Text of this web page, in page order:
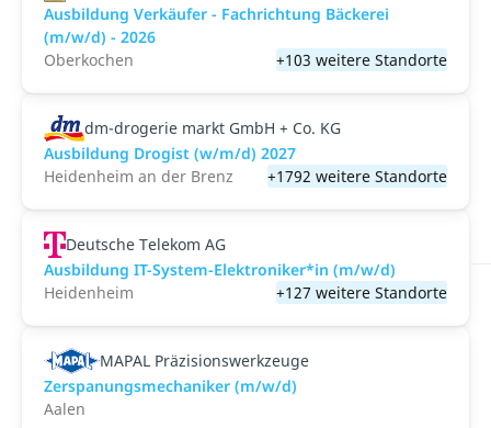
Ausbildung Verkäufer - Fachrichtung Bäckerei
(m/w/d) - 2026
Oberkochen
+103 weitere Standorte
dm-drogerie markt GmbH + Co. KG
Ausbildung Drogist (w/m/d) 2027
Heidenheim an der Brenz
+1792 weitere Standorte
Deutsche Telekom AG
Ausbildung IT-System-Elektroniker*in (m/w/d)
Heidenheim
+127 weitere Standorte
MAPAL Präzisionswerkzeuge
Zerspanungsmechaniker (m/w/d)
Aalen